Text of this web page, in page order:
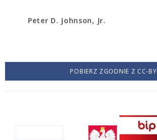
Peter D. Johnson, Jr.
POBIERZ ZGODNIE Z CC-BY